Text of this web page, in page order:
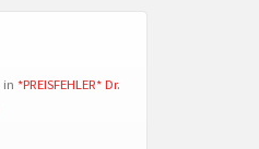
in *PREISFEHLER* Dr.